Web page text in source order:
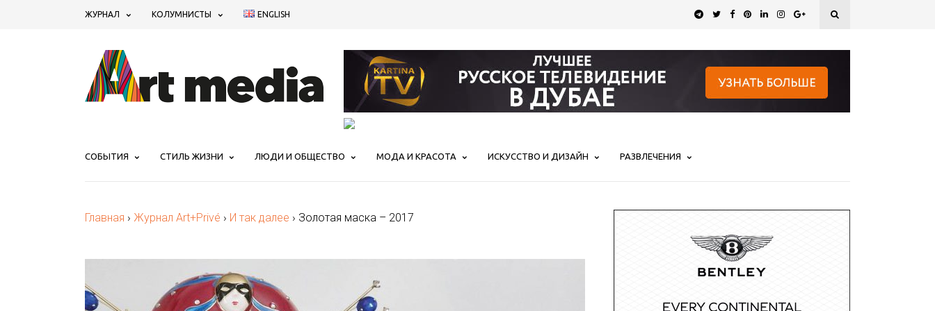
ЖУРНАЛ КОЛУМНИСТЫ ENGLISH
СОБЫТИЯ СТИЛЬ ЖИЗНИ ЛЮДИ И ОБЩЕСТВО МОДА И КРАСОТА ИСКУССТВО И ДИЗАЙН РАЗВЛЕЧЕНИЯ
Главная › Журнал Art+Privé › И так далее › Золотая маска – 2017